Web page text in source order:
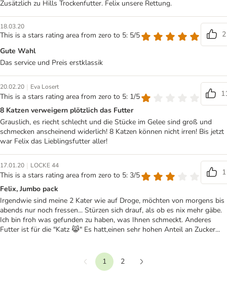
Zusätzlich zu Hills Trockenfutter. Felix unsere Rettung.
18.03.20
This is a stars rating area from zero to 5: 5/5
2
Gute Wahl
Das service und Preis erstklassik
20.02.20 | Eva Losert
This is a stars rating area from zero to 5: 1/5
8 Katzen verweigern plötzlich das Futter
Grauslich, es riecht schlecht und die Stücke im Gelee sind groß und
schmecken anscheinend widerlich! 8 Katzen können nicht irren! Bis jetzt
war Felix das Lieblingsfutter aller!
17.01.20 | LOCKE 44
This is a stars rating area from zero to 5: 3/5
1
Felix, Jumbo pack
Irgendwie sind meine 2 Kater wie auf Droge, möchten von morgens bis
abends nur noch fressen... Stürzen sich drauf, als ob es nix mehr gäbe.
Ich bin froh was gefunden zu haben, was Ihnen schmeckt. Anderes
Futter ist für die "Katz 😹" Es hatt,einen sehr hohen Anteil an Zucker...
Vorherige
1
2